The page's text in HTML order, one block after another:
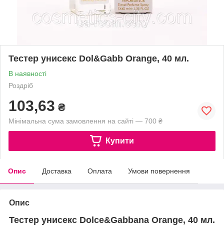
Тестер унисекс Dol&Gabb Orange, 40 мл.
В наявності
Роздріб
103,63 ₴
Мінімальна сума замовлення на сайті — 700 ₴
Купити
Опис Доставка Оплата Умови повернення
Опис
Тестер унисекс Dolce&Gabbana Orange, 40 мл.